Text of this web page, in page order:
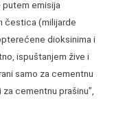
putem emisija
čestica (milijarde
dioksinima i
ispuštanjem žive i
samo za cementnu
cementnu prašinu”,